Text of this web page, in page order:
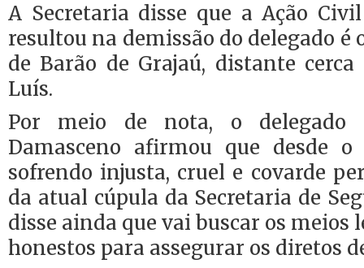
A Secretaria disse que a Ação
resultou na demissão do delegado é
de Barão de Grajaú, distante
Luís.
Por meio de nota, o delegado
Damasceno afirmou que desde
sofrendo injusta, cruel e covarde
da atual cúpula da Secretaria de
disse ainda que vai buscar os meios
honestos para assegurar os diretos